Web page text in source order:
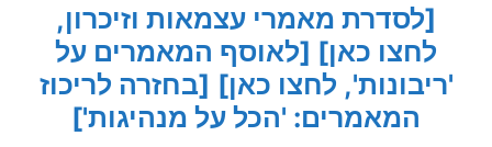
[לסדרת מאמרי עצמאות וזיכרון,
לחצו כאן] [לאוסף המאמרים על
'ריבונות', לחצו כאן] [בחזרה לריכוז
המאמרים: 'הכל על מנהיגות']